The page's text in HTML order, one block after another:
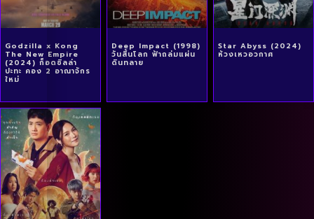
Godzilla x Kong
The New Empire
(2024) ก็อดซิลล่า
ปะทะ คอง 2 อาณาจักร
ใหม่
Deep Impact (1998)
วันสิ้นโลก ฟ้าถล่มแผ่น
ดินทลาย
Star Abyss (2024)
ห้วงเหวอวกาศ